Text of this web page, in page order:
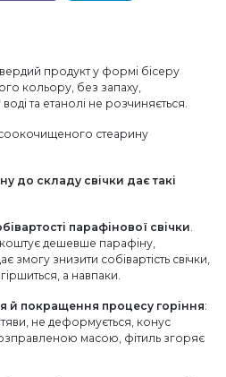
продукт у формі бісеру
кольору, без запаху,
та етанолі не розчиняється.
стеарину
до складу свічки дає такі
парафінової свічки.
коштує дешевше парафіну,
змогу знизити собівартість свічки,
а навпаки.
й покращення процесу горіння:
не деформується, конус
масою, фітиль згоряє